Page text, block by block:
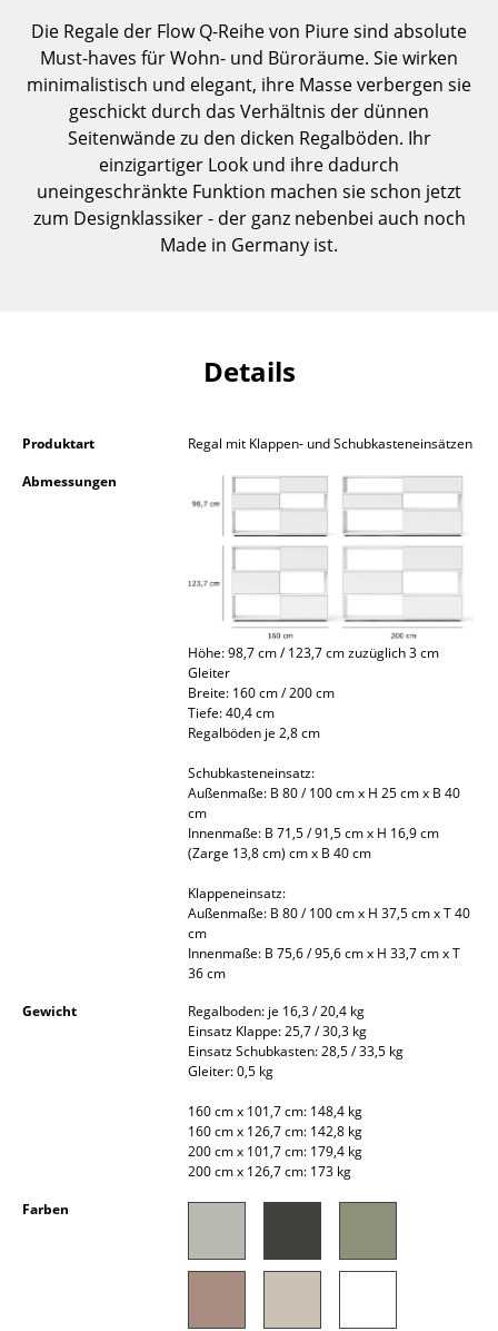
Bücherregale
Wandregale
Sideboards & Kommoden
TV Möbel
Beistell- & Rollcontainer
... alle Aufbewahrungsmöbel
Hängeleuchten & Deckenleuchten
Stehleuchten & Leseleuchten
Outdoor-Leuchten
Nachttische & Bettzubehör
... alle Betten
Die Regale der Flow Q-Reihe von Piure sind absolute
Must-haves für Wohn- und Büroräume. Sie wirken
minimalistisch und elegant, ihre Masse verbergen sie
geschickt durch das Verhältnis der dünnen
Seitenwände zu den dicken Regalböden. Ihr
einzigartiger Look und ihre dadurch
uneingeschränkte Funktion machen sie schon jetzt
zum Designklassiker - der ganz nebenbei auch noch
Made in Germany ist.
Details
Produktart
Regal mit Klappen- und Schubkasteneinsätzen
Abmessungen
Höhe: 98,7 cm / 123,7 cm zuzüglich 3 cm
Gleiter
Breite: 160 cm / 200 cm
Tiefe: 40,4 cm
Regalböden je 2,8 cm
Schubkasteneinsatz:
Außenmaße: B 80 / 100 cm x H 25 cm x B 40
cm
Innenmaße: B 71,5 / 91,5 cm x H 16,9 cm
(Zarge 13,8 cm) cm x B 40 cm
Klappeneinsatz:
Außenmaße: B 80 / 100 cm x H 37,5 cm x T 40
cm
Innenmaße: B 75,6 / 95,6 cm x H 33,7 cm x T
36 cm
Gewicht
Regalboden: je 16,3 / 20,4 kg
Einsatz Klappe: 25,7 / 30,3 kg
Einsatz Schubkasten: 28,5 / 33,5 kg
Gleiter: 0,5 kg
160 cm x 101,7 cm: 148,4 kg
160 cm x 126,7 cm: 142,8 kg
200 cm x 101,7 cm: 179,4 kg
200 cm x 126,7 cm: 173 kg
Farben